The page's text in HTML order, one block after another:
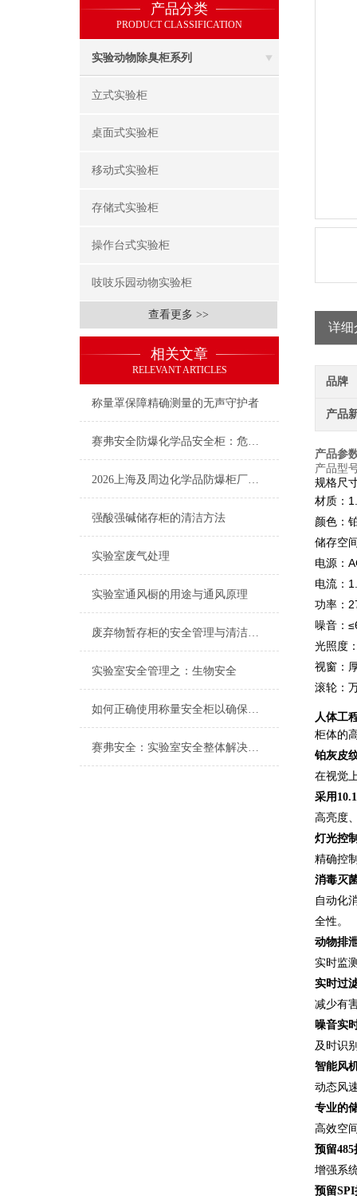
产品分类
PRODUCT CLASSIFICATION
实验动物除臭柜系列
立式实验柜
桌面式实验柜
移动式实验柜
存储式实验柜
操作台式实验柜
吱吱乐园动物实验柜
查看更多 >>
相关文章
RELEVANT ARTICLES
称量罩保障精确测量的无声守护者
赛弗安全防爆化学品安全柜：危化品存储的安全守护屏障
2026上海及周边化学品防爆柜厂家选购全指南
强酸强碱储存柜的清洁方法
实验室废气处理
实验室通风橱的用途与通风原理
废弃物暂存柜的安全管理与清洁方法
实验室安全管理之：生物安全
如何正确使用称量安全柜以确保操作安全？
赛弗安全：实验室安全整体解决方案的践行者
详细
品牌
产品
产品参
产品型
规格尺
材质：
颜⾊：
储存空
电源：
电流：
功率：
噪⾳：
光照度
视窗：
滚轮：
⼈体⼯
柜体的
铂灰皮
在视觉
采用
高亮度
灯光控
精确控
消毒灭
自动化
全性。
动物排
实时监
实时过
减少有
噪音实
及时识
智能风
动态风
专业的
高效空
预留485
增强系
预留